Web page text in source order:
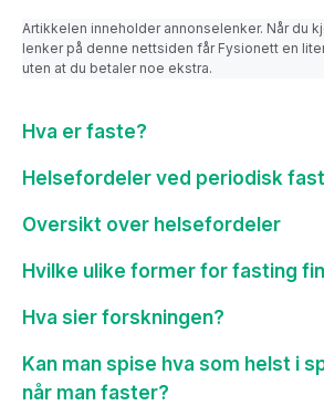
Artikkelen inneholder annonselenker. Når du
lenker på denne nettsiden får Fysionett en
uten at du betaler noe ekstra.
Hva er faste?
Helsefordeler ved periodisk
Oversikt over helsefordeler
Hvilke ulike former for fasting
Hva sier forskningen?
Kan man spise hva som helst i
når man faster?